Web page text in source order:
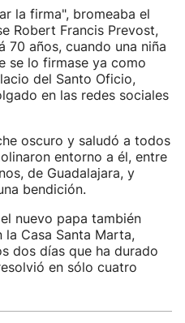
la firma", bromeaba el
Robert Francis Prevost,
70 años, cuando una niña
se lo firmase ya como
del Santo Oficio,
en las redes sociales
oscuro y saludó a todos
entorno a él, entre
de Guadalajara, y
bendición.
nuevo papa también
Casa Santa Marta,
dos días que ha durado
en sólo cuatro